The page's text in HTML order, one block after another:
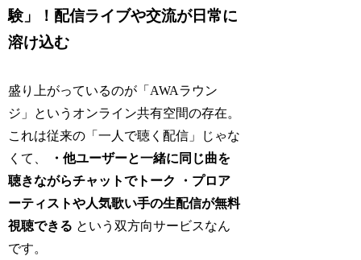
験」！配信ライブや交流が日常に
溶け込む
盛り上がっているのが「AWAラウン
ジ」というオンライン共有空間の存在。
これは従来の「一人で聴く配信」じゃな
くて、
・他ユーザーと一緒に同じ曲を
聴きながらチャットでトーク ・プロア
ーティストや人気歌い手の生配信が無料
視聴できる という双方向サービスなん
です。